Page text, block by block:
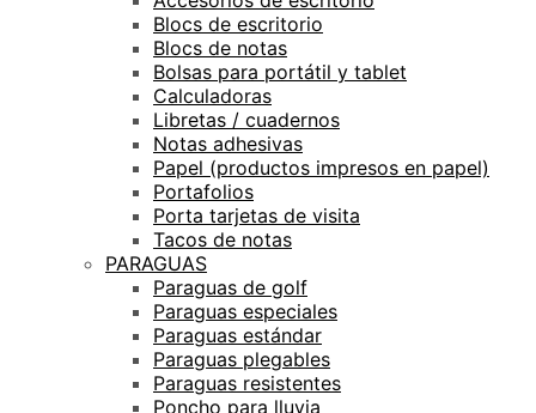
Blocs de escritorio
Blocs de notas
Bolsas para portátil y tablet
Calculadoras
Libretas / cuadernos
Notas adhesivas
Papel (productos impresos en papel)
Portafolios
Porta tarjetas de visita
Tacos de notas
PARAGUAS
Paraguas de golf
Paraguas especiales
Paraguas estándar
Paraguas plegables
Paraguas resistentes
Poncho para lluvia